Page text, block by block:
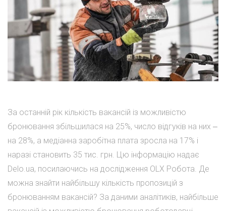
За останній рік кількість вакансій із можливістю
бронювання збільшилася на 25%, число відгуків на них ‒
на 28%, а медіанна заробітна плата зросла на 17% і
наразі становить 35 тис. грн. Цю інформацію надає
Delo.ua, посилаючись на дослідження OLX Робота. Де
можна знайти найбільшу кількість пропозицій з
бронюванням вакансій? За даними аналітиків, найбільше